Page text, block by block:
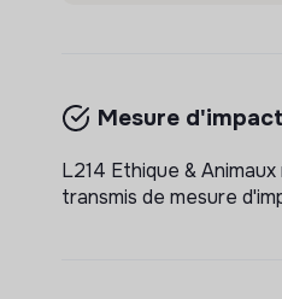
Mesure d'impact
L214 Ethique &
transmis de mesure